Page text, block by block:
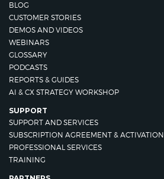
BLOG
CUSTOMER STORIES
DEMOS AND VIDEOS
WEBINARS
GLOSSARY
PODCASTS
REPORTS & GUIDES
AI & CX STRATEGY WORKSHOP
SUPPORT
SUPPORT AND SERVICES
SUBSCRIPTION AGREEMENT & ACTIVATION
PROFESSIONAL SERVICES
TRAINING